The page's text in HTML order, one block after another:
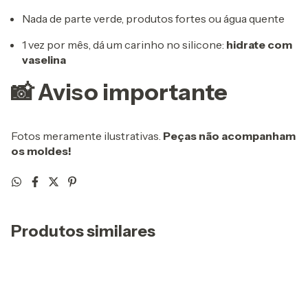
Nada de parte verde, produtos fortes ou água quente
1 vez por mês, dá um carinho no silicone: hidrate com
vaselina
📸 Aviso importante
Fotos meramente ilustrativas. Peças não acompanham
os moldes!
Produtos similares